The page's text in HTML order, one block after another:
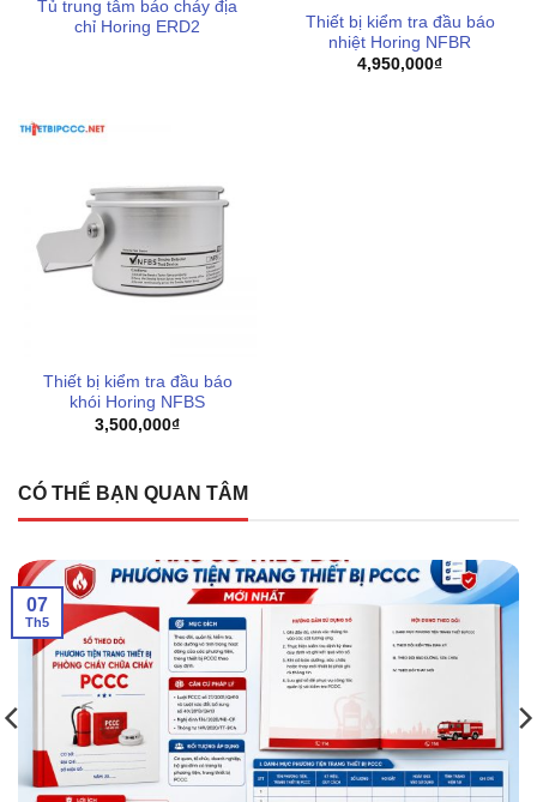
Dịch vụ giao hàng nhanh chóng, hỗ trợ chi phí vận
chuyển tối ưu cho từng khu vực của khách hàng
Tủ trung tâm báo cháy địa
chỉ Horing ERD2
Thiết bị kiểm tra đầu báo
nhiệt Horing NFBR
4,950,000₫
Thiết bị kiểm tra đầu báo
khói Horing NFBS
3,500,000₫
CÓ THỂ BẠN QUAN TÂM
07
Th5